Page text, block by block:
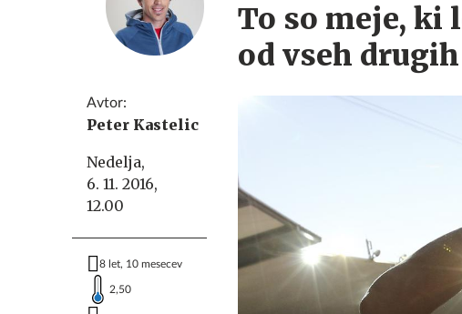
Avtor:
Peter Kastelic
Nedelja,
6. 11. 2016,
12.00
8 let, 10 mesecev
2,50
To so meje, ki
od vseh drugih